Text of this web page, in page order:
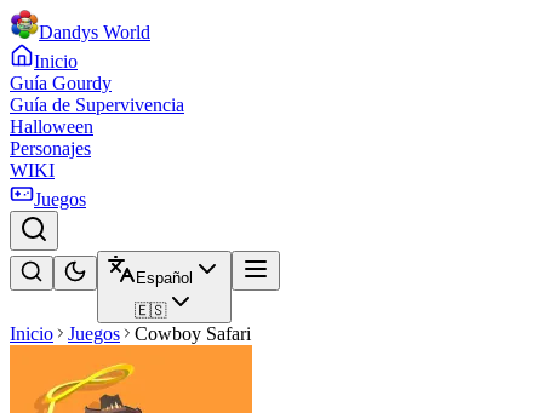
Dandys World
Inicio
Guía Gourdy
Guía de Supervivencia
Halloween
Personajes
WIKI
Juegos
Español
🇪🇸
Inicio Juegos Cowboy Safari